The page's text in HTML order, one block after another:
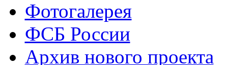
Фотогалерея
ФСБ России
Архив нового проекта